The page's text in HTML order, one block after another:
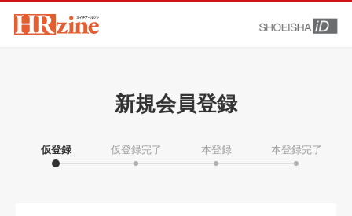
新規会員登録
仮登録 仮登録完了 本登録 本登録完了